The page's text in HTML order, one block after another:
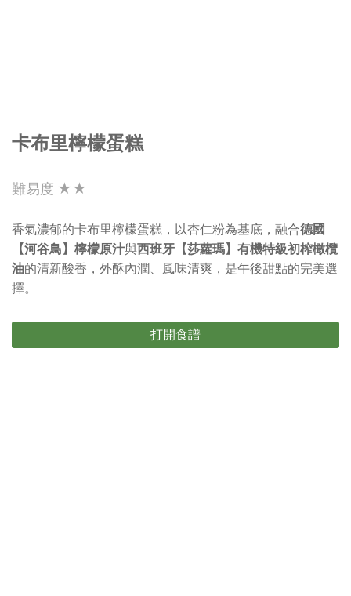
卡布里檸檬蛋糕
難易度 ★★
香氣濃郁的卡布里檸檬蛋糕，以杏仁粉為基底，融合德國
【河谷鳥】檸檬原汁與西班牙【莎蘿瑪】有機特級初榨橄欖
油的清新酸香，外酥內潤、風味清爽，是午後甜點的完美選
擇。
打開食譜